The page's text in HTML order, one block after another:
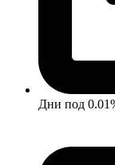
Дни под